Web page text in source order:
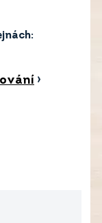
›